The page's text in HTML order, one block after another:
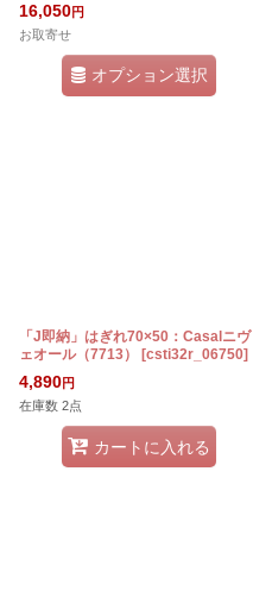
16,050円
お取寄せ
オプション選択
「J即納」はぎれ70×50：Casalニヴ
ェオール（7713）
[csti32r_06750]
4,890円
在庫数 2点
カートに入れる